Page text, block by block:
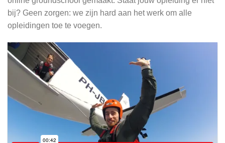
bij? Geen zorgen: we zijn hard aan het werk om alle
opleidingen toe te voegen.